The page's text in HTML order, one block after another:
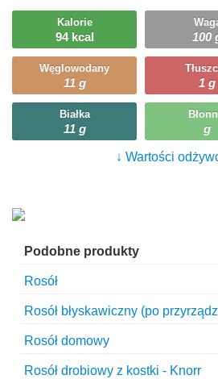
Kalorie
94 kcal 100
Węglowodany
11 g 1 g
Białka
11 g g
↓ Wartości
Podobne produkty
Rosół
Rosół błyskawiczny (po
Rosół domowy
Rosół drobiowy z kostki - Knorr